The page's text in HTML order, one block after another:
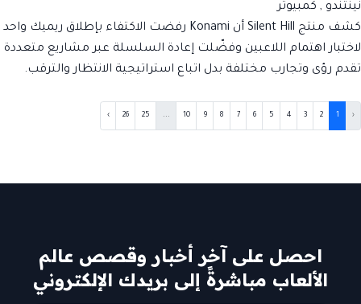
نينتندو , كمبيوتر
كشف منتج Silent Hill أن Konami رفضت الاكتفاء بإطلاق ريميك واحد
لاختبار اهتمام اللاعبين وفضّلت إعادة السلسلة عبر مشاريع متعددة
تقدم رؤى وتجارب مختلفة بدل اتباع استراتيجية الانتظار والترقب.
‹
1
2
3
4
5
6
7
8
9
10
...
25
26
›
احصل على آخر أخبار وقصص عالم
الألعاب مباشرةً إلى بريدك الإلكتروني